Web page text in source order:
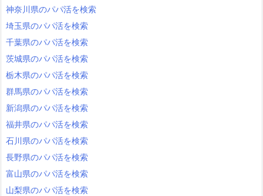
愛知県豊橋市のパパ活を検索
愛知県岡崎市のパパ活を検索
愛知県一宮市のパパ活を検索
愛知県春日井市のパパ活を検索
愛知県豊川市のパパ活を検索
愛知県津島市のパパ活を検索
愛知県碧南市のパパ活を検索
愛知県刈谷市のパパ活を検索
愛知県豊田市のパパ活を検索
愛知県安城市のパパ活を検索
愛知県西尾市のパパ活を検索
神奈川県のパパ活を検索
埼玉県のパパ活を検索
千葉県のパパ活を検索
茨城県のパパ活を検索
栃木県のパパ活を検索
群馬県のパパ活を検索
新潟県のパパ活を検索
福井県のパパ活を検索
石川県のパパ活を検索
長野県のパパ活を検索
富山県のパパ活を検索
山梨県のパパ活を検索